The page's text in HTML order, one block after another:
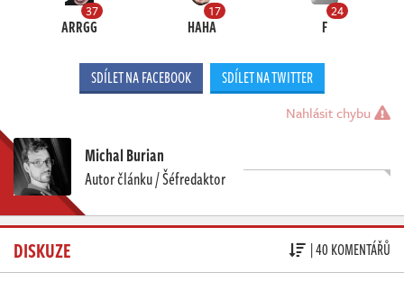
37
ARRGG
17
HAHA
24
F
SDÍLET NA FACEBOOK SDÍLET NA TWITTER
Nahlásit chybu
Michal Burian
Autor článku / Šéfredaktor
DISKUZE | 40 KOMENTÁŘŮ